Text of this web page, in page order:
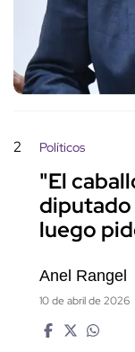
2 Políticos
"El
diputado
luego
Anel Rangel
10 de abril de 2026